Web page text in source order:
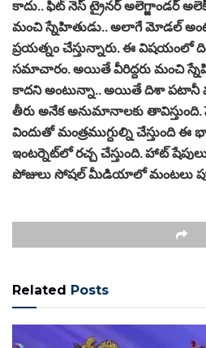
కాదు.. ఫిట్‌ నెస్‌ ట్రైనర్‌ అలెగ్జాండర్‌
మంచి స్నేహితుడు.. అలాగే మోడల్‌
ప్రయత్నం చేస్తున్నారు. ఈ విషయంలో
సమాచారం. అయితే వీరిద్దరు మంచి
కాదని అంటున్నా.. అయితే దిశా పటానీ
తీరు అనేక అనుమానాలకు
విందుతో మంత్రముగ్దుల్ని చేస్తుంది
ఇంటర్నెట్‌లో రచ్చ చేస్తుంది. హాట్‌
పోజులు సోషల్‌ మీడియాలో మంటలు
Related Posts